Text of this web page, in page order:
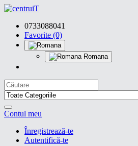
0733088041
Favorite (0)
Romana
Contul meu
Înregistrează-te
Autentifică-te